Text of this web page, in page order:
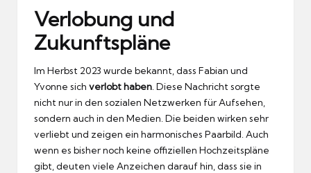
Verlobung und
Zukunftspläne
Im Herbst 2023 wurde bekannt, dass Fabian und
Yvonne sich verlobt haben . Diese Nachricht sorgte
nicht nur in den sozialen Netzwerken für Aufsehen,
sondern auch in den Medien. Die beiden wirken sehr
verliebt und zeigen ein harmonisches Paarbild. Auch
wenn es bisher noch keine offiziellen Hochzeitspläne
gibt, deuten viele Anzeichen darauf hin, dass sie in